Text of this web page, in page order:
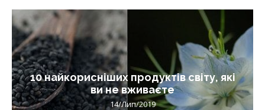
10 найкорисніших продуктів світу, які
ви не вживаєте
14/Лип/2019